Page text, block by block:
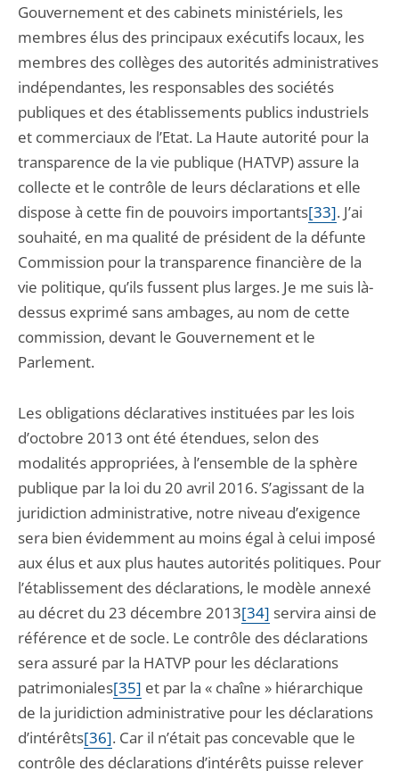
Gouvernement et des cabinets ministériels, les
membres élus des principaux exécutifs locaux, les
membres des collèges des autorités administratives
indépendantes, les responsables des sociétés
publiques et des établissements publics industriels
et commerciaux de l’Etat. La Haute autorité pour la
transparence de la vie publique (HATVP) assure la
collecte et le contrôle de leurs déclarations et elle
dispose à cette fin de pouvoirs importants[33]. J’ai
souhaité, en ma qualité de président de la défunte
Commission pour la transparence financière de la
vie politique, qu’ils fussent plus larges. Je me suis là-
dessus exprimé sans ambages, au nom de cette
commission, devant le Gouvernement et le
Parlement.
Les obligations déclaratives instituées par les lois
d’octobre 2013 ont été étendues, selon des
modalités appropriées, à l’ensemble de la sphère
publique par la loi du 20 avril 2016. S’agissant de la
juridiction administrative, notre niveau d’exigence
sera bien évidemment au moins égal à celui imposé
aux élus et aux plus hautes autorités politiques. Pour
l’établissement des déclarations, le modèle annexé
au décret du 23 décembre 2013[34] servira ainsi de
référence et de socle. Le contrôle des déclarations
sera assuré par la HATVP pour les déclarations
patrimoniales[35] et par la « chaîne » hiérarchique
de la juridiction administrative pour les déclarations
d’intérêts[36]. Car il n’était pas concevable que le
contrôle des déclarations d’intérêts puisse relever